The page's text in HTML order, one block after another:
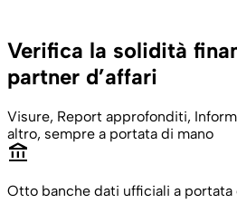
Verifica la solidità
partner d’affari
Visure, Report approfonditi,
altro, sempre a portata di mano
account_balance
Otto banche dati ufficiali a